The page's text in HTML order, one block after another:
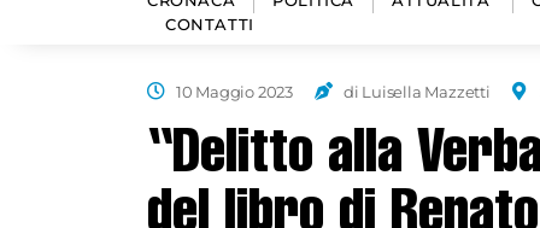
CONTATTI
10 Maggio 2023 di Luisella Mazzetti
“Delitto alla